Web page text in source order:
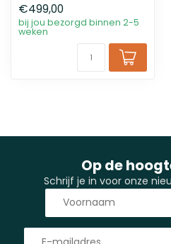
€499,00
bij jou bezorgd binnen 2-5
weken
Op de
Schrijf je in voor onze